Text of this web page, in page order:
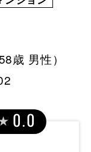
歳 男性）
0.0